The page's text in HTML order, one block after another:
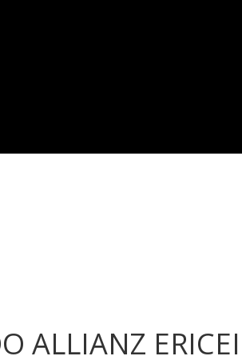
ALLIANZ